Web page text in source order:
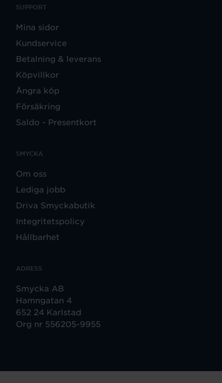
SUPPORT
Mina sidor
Kundservice
Betalning & leverans
Köpvillkor
Ångra köp
Försäkring
Saldo - Presentkort
SMYCKA
Om oss
Lediga jobb
Driva Smyckabutik
Integritetspolicy
Hållbarhet
ADRESS
Smycka AB
Hamngatan 4
652 24 Karlstad
Org nr 556205-9955